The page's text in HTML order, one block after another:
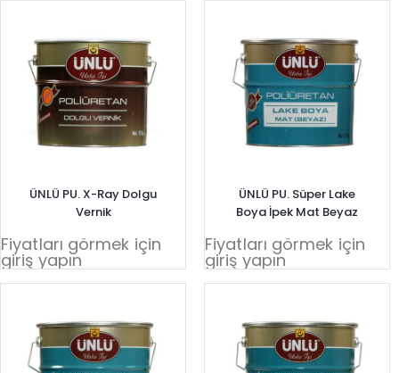
ÜNLÜ PU. X-Ray Dolgu
Vernik
Fiyatları görmek için
giriş yapın
ÜNLÜ PU. Süper Lake
Boya İpek Mat Beyaz
Fiyatları görmek için
giriş yapın